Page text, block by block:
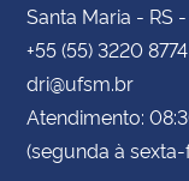
Santa Maria - RS
+55 (55) 3220
dri@ufsm.br
Atendimento:
(segunda à